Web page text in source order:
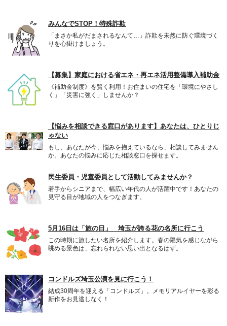
みんなでSTOP！特殊詐欺
「まさか私がだまされるなんて…」詐欺を未然に防ぐ環境づく
りを心掛けましょう。
【募集】家庭における省エネ・再エネ活用整備導入補助金
《補助金制度》を賢く利用！お住まいの住宅を「環境にやさし
く」「災害に強く」しませんか？
【悩みを相談できる窓口があります】あなたは、ひとりじ
ゃない
もし、あなたが今、悩みを抱えているなら、相談してみません
か。あなたの悩みに応じた相談窓口を探せます。
民生委員・児童委員として活動してみませんか？
若手からシニアまで、幅広い年代の人が活躍中です！あなたの
見守る目が地域の人をつなぎます。
5月16日は「旅の日」 埼玉が誇る花の名所に行こう
この時期に旅したい名所を紹介します。春の陽気を感じながら
眺める景色は、忘れられない思い出となるはず。
コンドルズ埼玉公演を見に行こう！
結成30周年を迎える「コンドルズ」。メモリアルイヤーを彩る
新作をお見逃しなく！